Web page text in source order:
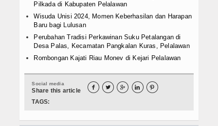
Pilkada di Kabupaten Pelalawan
Wisuda Unisi 2024, Momen Keberhasilan dan Harapan
Baru bagi Lulusan
Perubahan Tradisi Perkawinan Suku Petalangan di
Desa Palas, Kecamatan Pangkalan Kuras, Pelalawan
Rombongan Kajati Riau Monev di Kejari Pelalawan
Social media
Share this article     
TAGS: